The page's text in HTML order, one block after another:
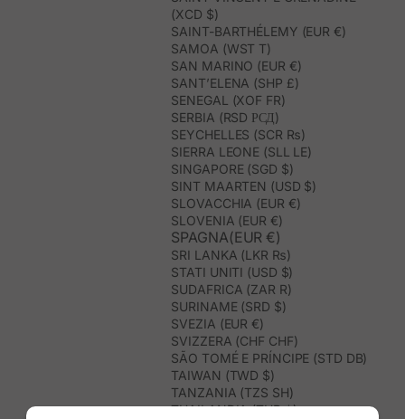
(XCD $)
SAINT-BARTHÉLEMY (EUR €)
SAMOA (WST T)
SAN MARINO (EUR €)
SANT’ELENA (SHP £)
SENEGAL (XOF FR)
SERBIA (RSD РСД)
SEYCHELLES (SCR ₨)
SIERRA LEONE (SLL LE)
SINGAPORE (SGD $)
SINT MAARTEN (USD $)
SLOVACCHIA (EUR €)
SLOVENIA (EUR €)
SPAGNA(EUR €)
SRI LANKA (LKR ₨)
STATI UNITI (USD $)
SUDAFRICA (ZAR R)
SURINAME (SRD $)
SVEZIA (EUR €)
SVIZZERA (CHF CHF)
SÃO TOMÉ E PRÍNCIPE (STD DB)
TAIWAN (TWD $)
TANZANIA (TZS SH)
THAILANDIA (THB ฿)